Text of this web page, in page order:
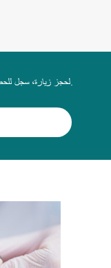
لحجز زيارة، سجل للحصول على استشارة. للتوضيح، سيتواصل معك مشغلنا.